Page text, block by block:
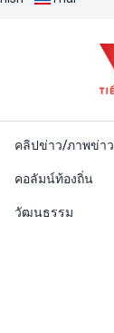
คลิปข่าว/ภาพข่าว
คอลัมน์ท้องถิ่น
วัฒนธรรม